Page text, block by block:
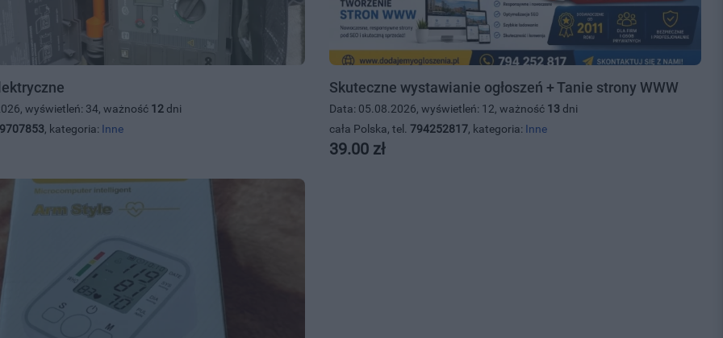
wyświetleń: 34, ważność 12dni
, kategoria: Inne
Skuteczne wystawianie ogłoszeń + Tanie strony WWW
Data: 05.08.2026, wyświetleń: 12, ważność 13dni
cała Polska, tel. 794252817, kategoria: Inne
39.00 zł